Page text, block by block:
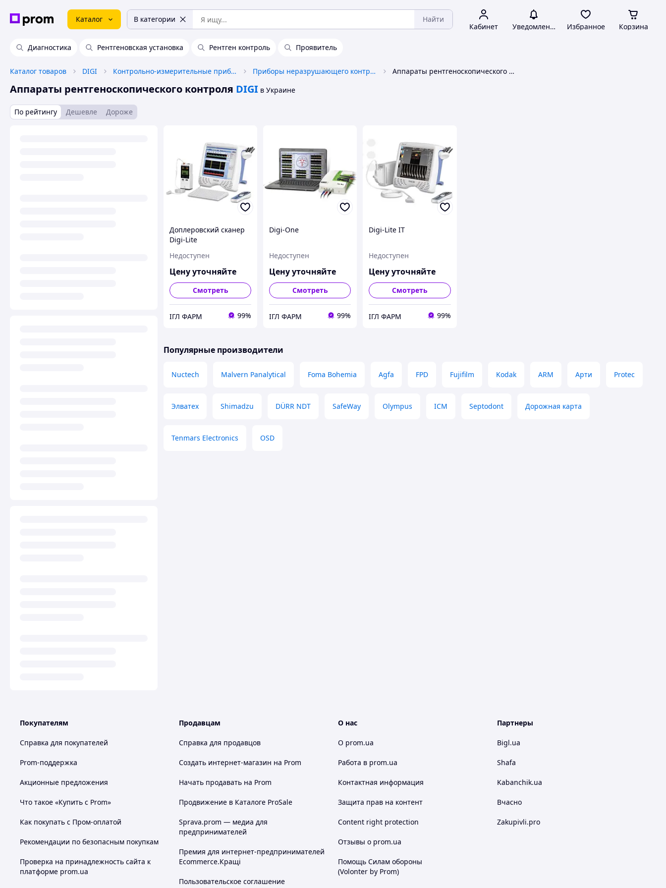
Каталог В категории Найти
Кабинет Уведомления Избранное Корзина
Диагностика Рентгеновская установка Рентген контроль Проявитель
Каталог товаров DIGI Контрольно-измерительные приборы Приборы неразрушающего контроля (old) Аппараты рентгеноскопического контроля DIGI
Аппараты рентгеноскопического контроля DIGI в Украине
По рейтингу Дешевле Дороже
Доплеровский сканер
Digi-Lite
Недоступен
Цену уточняйте
Смотреть
ІГЛ ФАРМ 99%
Digi-One
Недоступен
Цену уточняйте
Смотреть
ІГЛ ФАРМ 99%
Digi-Lite IT
Недоступен
Цену уточняйте
Смотреть
ІГЛ ФАРМ 99%
Популярные производители
Nuctech Malvern Panalytical Foma Bohemia Agfa FPD Fujifilm Kodak ARM Арти Protec
Элватех Shimadzu DÜRR NDT SafeWay Olympus ICM Septodont Дорожная карта
Tenmars Electronics ОSD
Покупателям
Справка для покупателей
Prom-поддержка
Акционные предложения
Что такое «Купить с Prom»
Как покупать с Пром-оплатой
Рекомендации по безопасным покупкам
Проверка на принадлежность сайта к
платформе prom.ua
Продавцам
Справка для продавцов
Создать интернет-магазин на Prom
Начать продавать на Prom
Продвижение в Каталоге ProSale
Sprava.prom — медиа для
предпринимателей
Премия для интернет-предпринимателей
Ecommerce.Кращі
Пользовательское соглашение
О нас
О prom.ua
Работа в prom.ua
Контактная информация
Защита прав на контент
Content right protection
Отзывы о prom.ua
Помощь Силам обороны
(Volonter by Prom)
Партнеры
Bigl.ua
Shafa
Kabanchik.ua
Вчасно
Zakupivli.pro